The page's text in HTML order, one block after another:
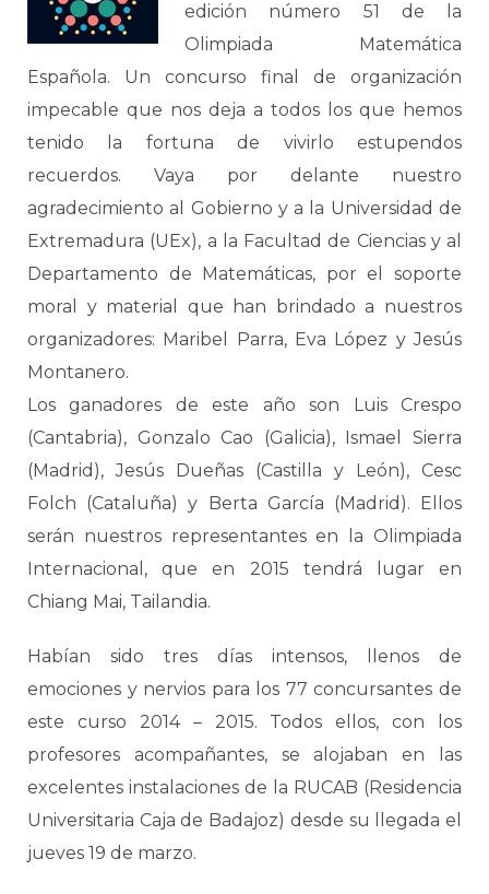
edición número 51 de la
Olimpiada Matemática
Española. Un concurso final de organización
impecable que nos deja a todos los que hemos
tenido la fortuna de vivirlo estupendos
recuerdos. Vaya por delante nuestro
agradecimiento al Gobierno y a la Universidad de
Extremadura (UEx), a la Facultad de Ciencias y al
Departamento de Matemáticas, por el soporte
moral y material que han brindado a nuestros
organizadores: Maribel Parra, Eva López y Jesús
Montanero.
Los ganadores de este año son Luis Crespo
(Cantabria), Gonzalo Cao (Galicia), Ismael Sierra
(Madrid), Jesús Dueñas (Castilla y León), Cesc
Folch (Cataluña) y Berta García (Madrid). Ellos
serán nuestros representantes en la Olimpiada
Internacional, que en 2015 tendrá lugar en
Chiang Mai, Tailandia.
Habían sido tres días intensos, llenos de
emociones y nervios para los 77 concursantes de
este curso 2014 – 2015. Todos ellos, con los
profesores acompañantes, se alojaban en las
excelentes instalaciones de la RUCAB (Residencia
Universitaria Caja de Badajoz) desde su llegada el
jueves 19 de marzo.